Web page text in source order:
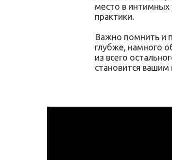
место в интимных
практики.
Важно помнить и
глубже, намного
из всего
становится